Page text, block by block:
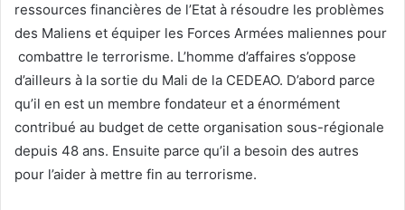
ressources financières de l’Etat à résoudre les problèmes
des Maliens et équiper les Forces Armées maliennes pour
combattre le terrorisme. L’homme d’affaires s’oppose
d’ailleurs à la sortie du Mali de la CEDEAO. D’abord parce
qu’il en est un membre fondateur et a énormément
contribué au budget de cette organisation sous-régionale
depuis 48 ans. Ensuite parce qu’il a besoin des autres
pour l’aider à mettre fin au terrorisme.